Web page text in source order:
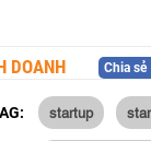
DOANH Chia sẻ
startup